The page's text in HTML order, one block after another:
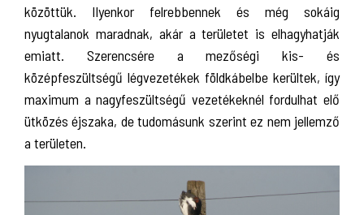
közöttük. Ilyenkor felrebbennek és még sokáig
nyugtalanok maradnak, akár a területet is elhagyhatják
emiatt. Szerencsére a mezőségi kis- és
középfeszültségű légvezetékek földkábelbe kerültek, így
maximum a nagyfeszültségű vezetékeknél fordulhat elő
ütközés éjszaka, de tudomásunk szerint ez nem jellemző
a területen.